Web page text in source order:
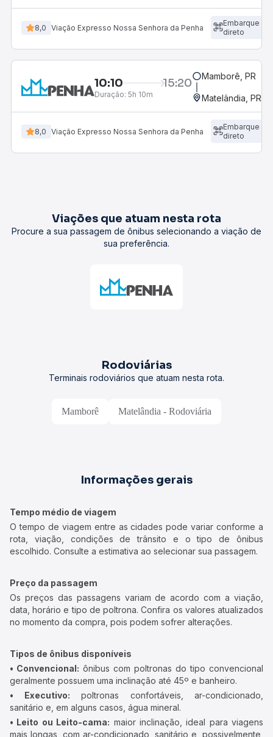
8,0 Viação Expresso Nossa Senhora da Penha
Embarque
direto
10:10 15:20
Duração: 5h 10m
Mamborê, PR
Matelândia, PR -
8,0 Viação Expresso Nossa Senhora da Penha
Embarque
direto
Viações que atuam nesta rota
Procure a sua passagem de ônibus selecionando a viação de
sua preferência.
Rodoviárias
Terminais rodoviários que atuam nesta rota.
Mamborê Matelândia - Rodoviária
Informações gerais
Tempo médio de viagem
O tempo de viagem entre as cidades pode variar conforme a
rota, viação, condições de trânsito e o tipo de ônibus
escolhido. Consulte a estimativa ao selecionar sua passagem.
Preço da passagem
Os preços das passagens variam de acordo com a viação,
data, horário e tipo de poltrona. Confira os valores atualizados
no momento da compra, pois podem sofrer alterações.
Tipos de ônibus disponíveis
• Convencional: ônibus com poltronas do tipo convencional
geralmente possuem uma inclinação até 45º e banheiro.
• Executivo: poltronas confortáveis, ar-condicionado,
sanitário e, em alguns casos, água mineral.
• Leito ou Leito-cama: maior inclinação, ideal para viagens
mais longas, com ar-condicionado, sanitário e, possivelmente,